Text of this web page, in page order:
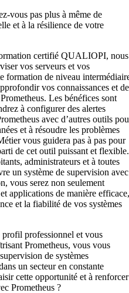
vous pas plus à même de
et à la résilience de votre
certifié QUALIOPI, nous
vos serveurs et vos
formation de niveau
vos connaissances et de
Les bénéfices sont
à configurer des alertes
avec d’autres outils
et à résoudre les problèmes
vous guidera pas à pas pour
de cet outil puissant et flexible.
administrateurs et à toutes
un système de supervision avec
vous serez non seulement
applications de manière efficace,
et la fiabilité de vos systèmes
professionnel et vous
Prometheus, vous vous
de systèmes
un secteur en constante
cette opportunité et à renforcer
Prometheus ?